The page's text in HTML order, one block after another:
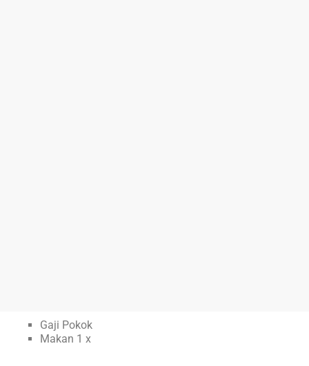
Gaji Pokok
Makan 1 x